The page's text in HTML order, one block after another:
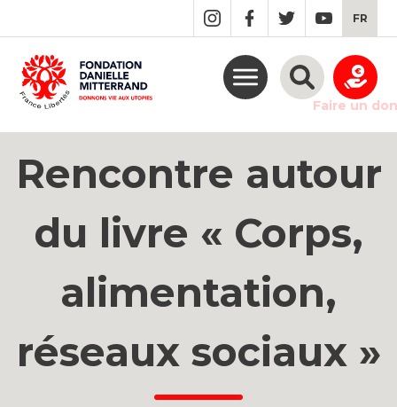
MAIN
CONTENT
FR
Faire un don
Rencontre autour
du livre « Corps,
alimentation,
réseaux sociaux »